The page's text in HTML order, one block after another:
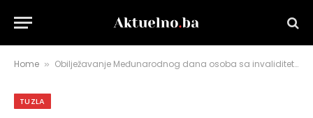
Home » Obilježavanje Međunarodnog dana osoba sa invaliditetom u Tuzli
TUZLA